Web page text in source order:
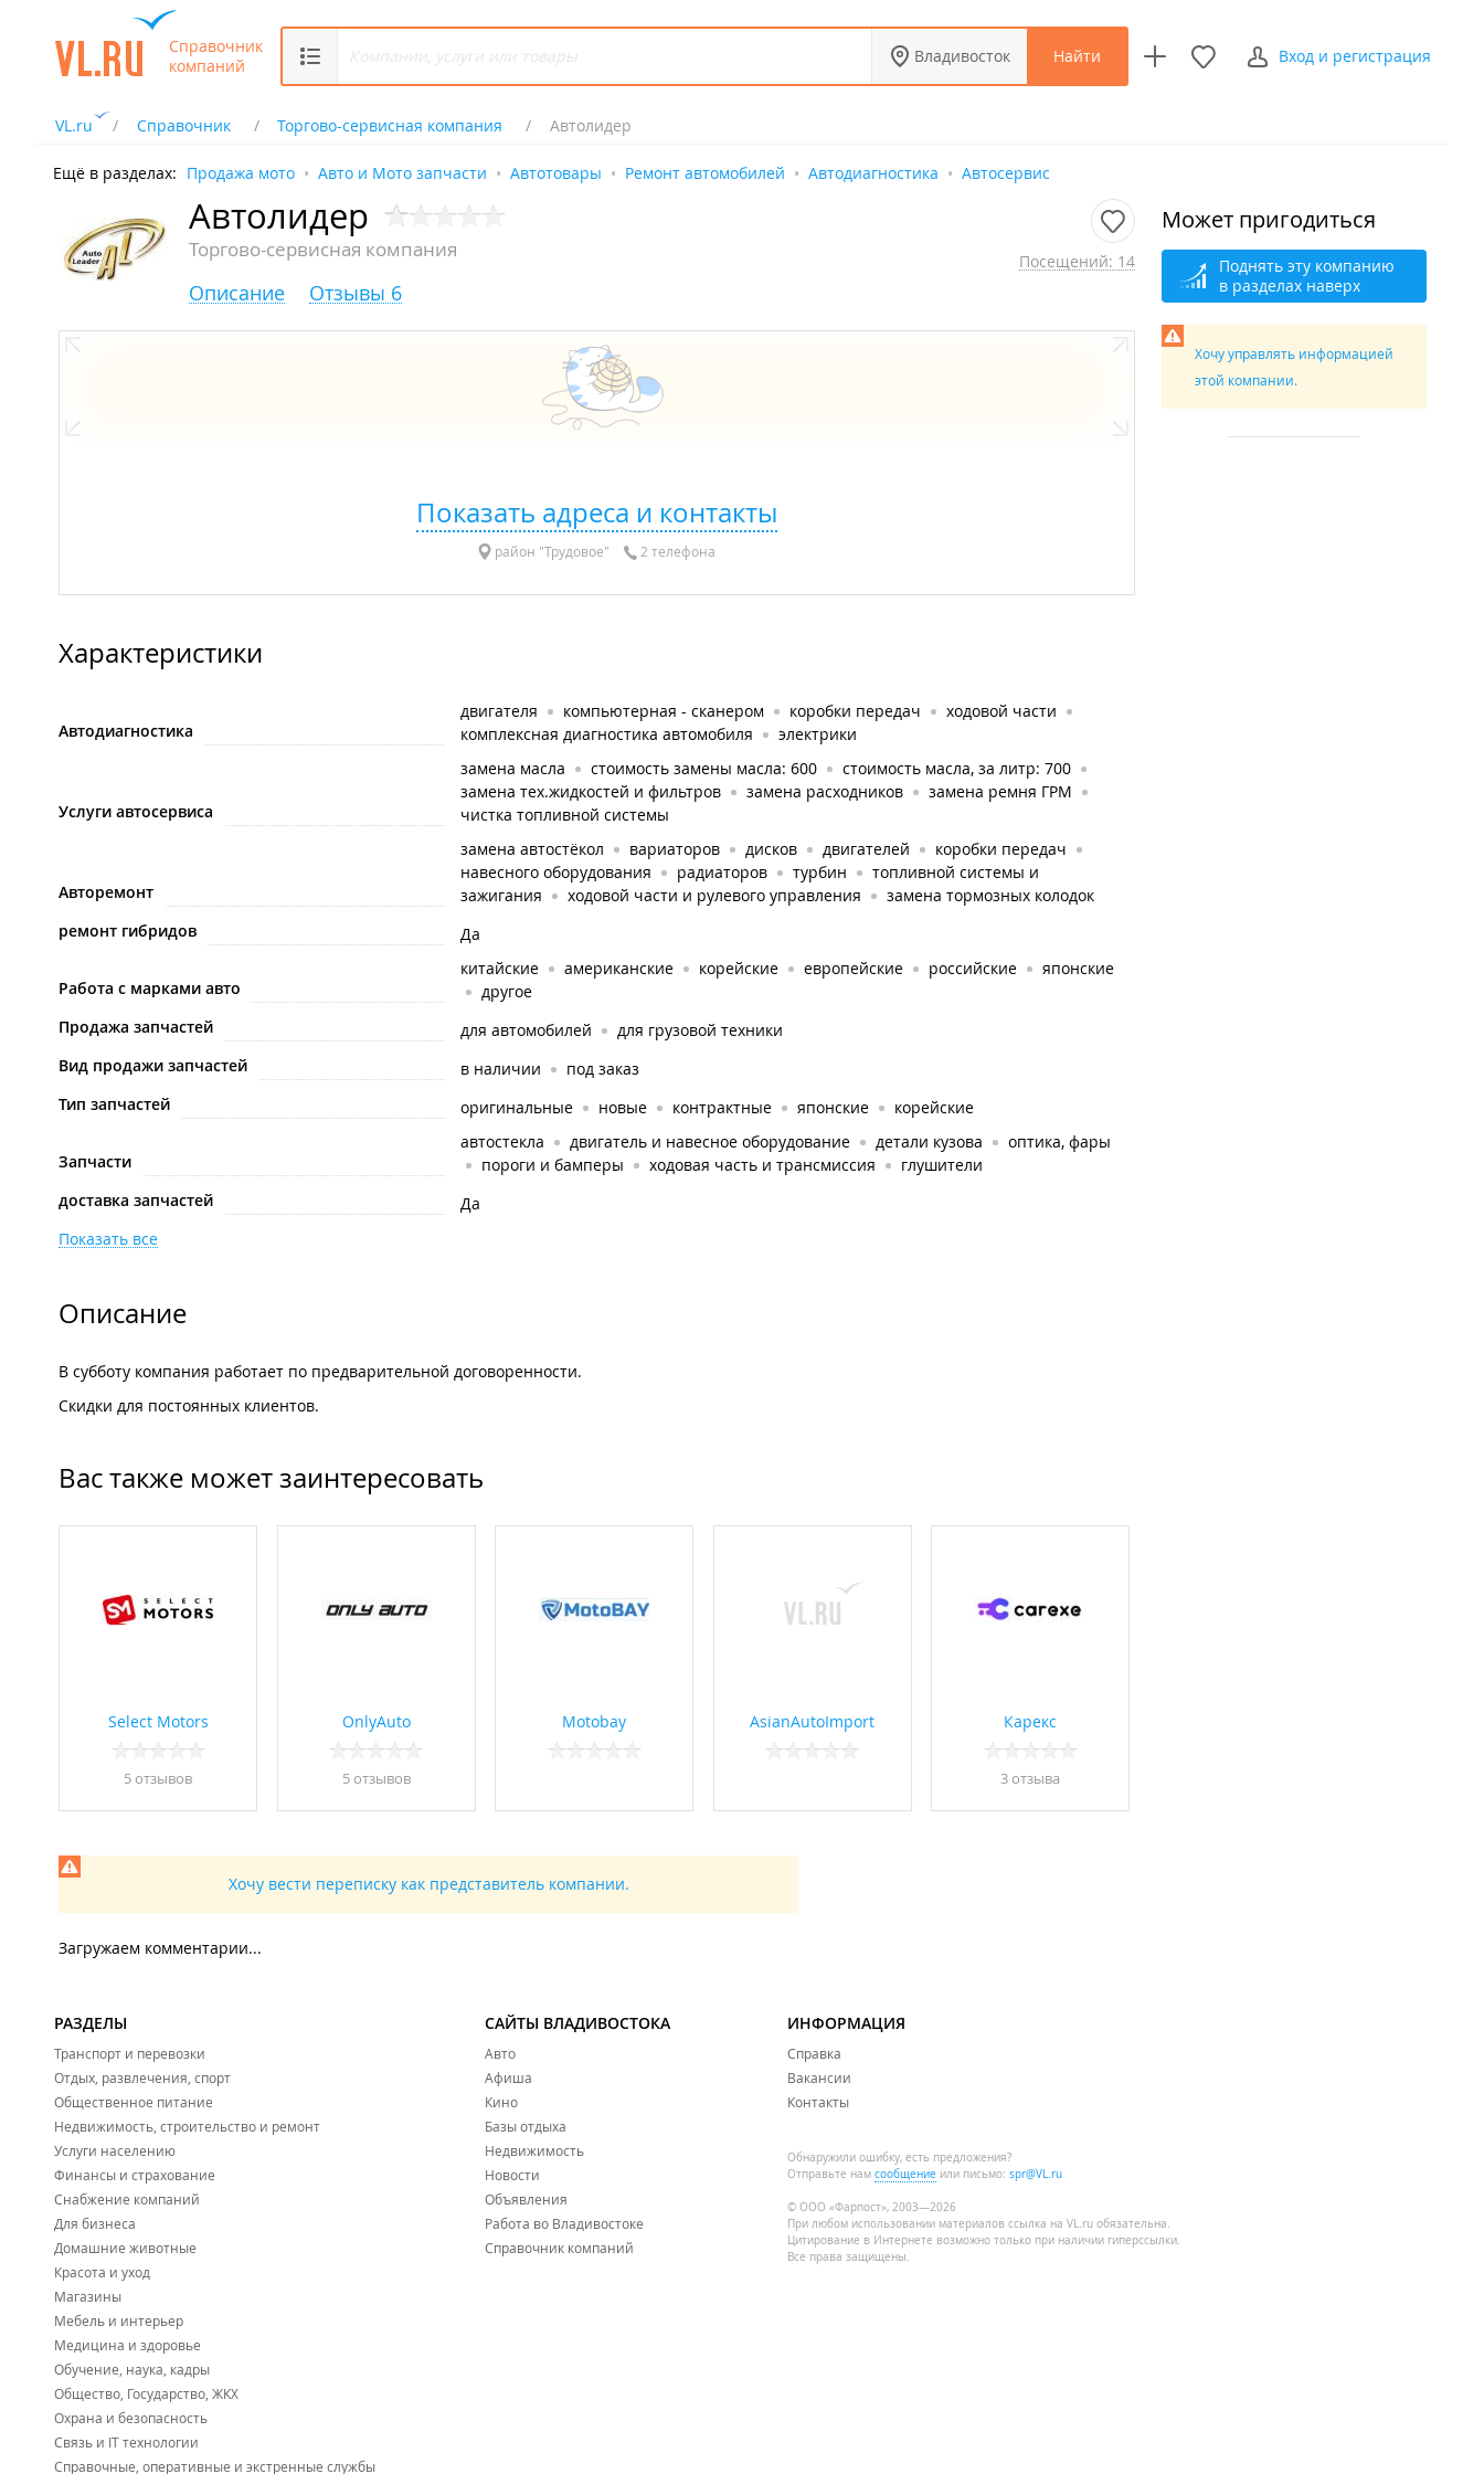
Справочник
компаний
Владивосток Найти Вход и регистрация
VL.ru Справочник Торгово-сервисная компания Автолидер
Ещё в разделах: Продажа мото Авто и Мото запчасти Автотовары Ремонт автомобилей Автодиагностика Автосервис
Автолидер
Торгово-сервисная компания Посещений: 14
Описание Отзывы 6
Показать адреса и контакты
район "Трудовое" 2 телефона
Характеристики
Автодиагностика
двигателя компьютерная - сканером коробки передач
ходовой части
комплексная диагностика автомобиля
электрики
Услуги автосервиса
замена масла стоимость замены масла: 600
стоимость масла, за литр: 700
замена тех.жидкостей и фильтров
замена расходников
замена ремня ГРМ
чистка топливной системы
Авторемонт
замена автостёкол вариаторов дисков двигателей
коробки передач
навесного оборудования
радиаторов турбин
топливной системы и
зажигания
ходовой части и рулевого управления
замена тормозных колодок
ремонт гибридов
Да
Работа с марками авто
китайские американские корейские европейские российские
японские
другое
Продажа запчастей
для автомобилей
для грузовой техники
Вид продажи запчастей
в наличии
под заказ
Тип запчастей
оригинальные новые контрактные японские корейские
Запчасти
автостекла двигатель и навесное оборудование детали кузова
оптика, фары
пороги и бамперы
ходовая часть и трансмиссия
глушители
доставка запчастей
Да
Показать все
Описание
В субботу компания работает по предварительной договоренности.
Скидки для постоянных клиентов.
Вас также может заинтересовать
Select Motors
5 отзывов
OnlyAuto
5 отзывов
Motobay AsianAutoImport Карекс
3 отзывa
Хочу вести переписку как представитель компании.
Загружаем комментарии...
Может пригодиться
Поднять эту компанию
в разделах наверх
Хочу управлять информацией
этой компании.
РАЗДЕЛЫ
Транспорт и перевозки
Отдых, развлечения, спорт
Общественное питание
Недвижимость, строительство и ремонт
Услуги населению
Финансы и страхование
Снабжение компаний
Для бизнеса
Домашние животные
Красота и уход
Магазины
Мебель и интерьер
Медицина и здоровье
Обучение, наука, кадры
Общество, Государство, ЖКХ
Охрана и безопасность
Связь и IT технологии
Справочные, оперативные и экстренные службы
САЙТЫ ВЛАДИВОСТОКА
Авто
Афиша
Кино
Базы отдыха
Недвижимость
Новости
Объявления
Работа во Владивостоке
Справочник компаний
ИНФОРМАЦИЯ
Справка
Вакансии
Контакты
Обнаружили ошибку, есть предложения?
Отправьте нам сообщение или письмо: spr@VL.ru
© ООО «Фарпост», 2003—2026
При любом использовании материалов ссылка на VL.ru обязательна.
Цитирование в Интернете возможно только при наличии гиперссылки.
Все права защищены.